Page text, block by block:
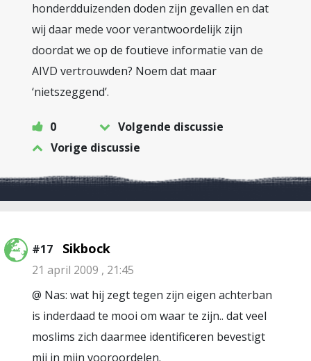
honderdduizenden doden zijn gevallen en dat
wij daar mede voor verantwoordelijk zijn
doordat we op de foutieve informatie van de
AIVD vertrouwden? Noem dat maar
‘nietszeggend’.
0
Volgende discussie
Vorige discussie
#17 Sikbock
21 april 2009 , 21:45
@ Nas: wat hij zegt tegen zijn eigen achterban
is inderdaad te mooi om waar te zijn.. dat veel
moslims zich daarmee identificeren bevestigt
mij in mijn vooroordelen.